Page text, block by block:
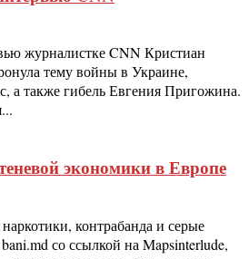
журналистке CNN Кристиан
тему войны в Украине,
а также гибель Евгения Пригожина.
экономики в Европе
контрабанда и серые
со ссылкой на Mapsinterlude,